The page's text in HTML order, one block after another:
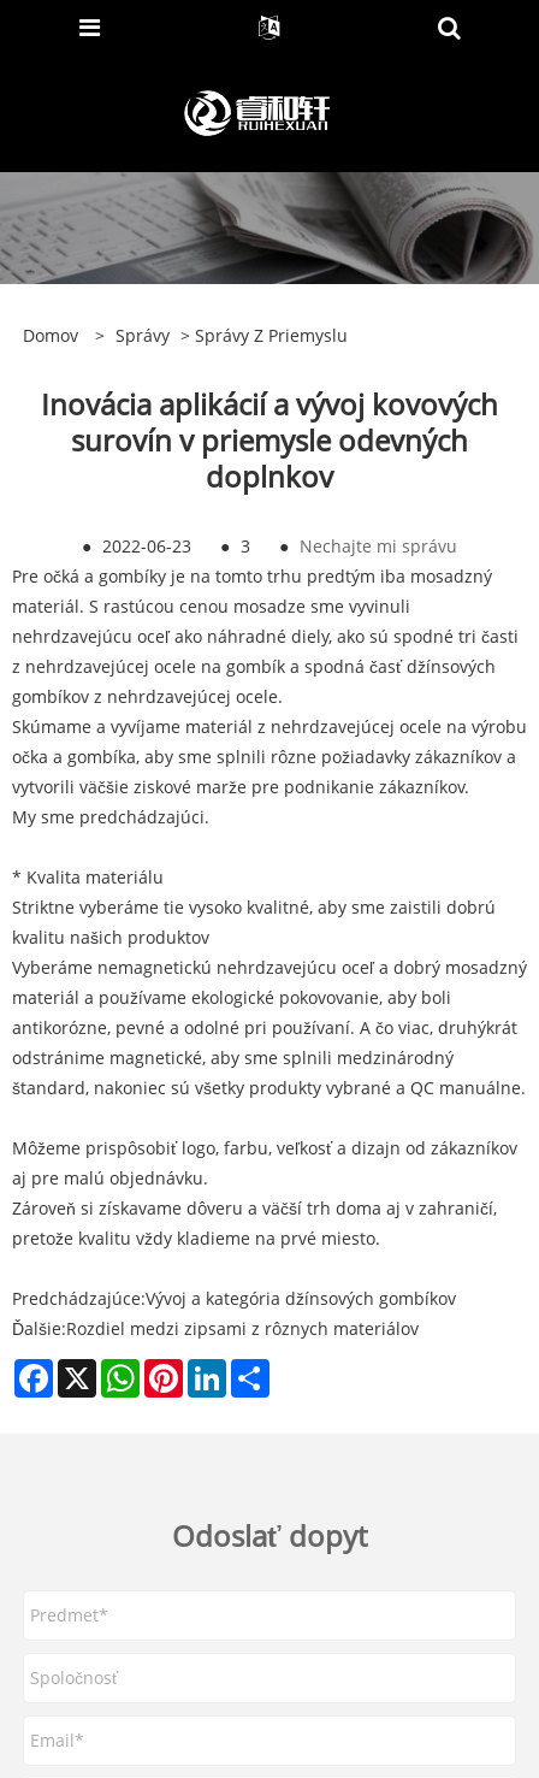
Domov > Správy > Správy Z Priemyslu
Inovácia aplikácií a vývoj kovových
surovín v priemysle odevných
doplnkov
● 2022-06-23 ● 3 ● Nechajte mi správu
Pre očká a gombíky je na tomto trhu predtým iba mosadzný
materiál. S rastúcou cenou mosadze sme vyvinuli
nehrdzavejúcu oceľ ako náhradné diely, ako sú spodné tri časti
z nehrdzavejúcej ocele na gombík a spodná časť džínsových
gombíkov z nehrdzavejúcej ocele.
Skúmame a vyvíjame materiál z nehrdzavejúcej ocele na výrobu
očka a gombíka, aby sme splnili rôzne požiadavky zákazníkov a
vytvorili väčšie ziskové marže pre podnikanie zákazníkov.
My sme predchádzajúci.
* Kvalita materiálu
Striktne vyberáme tie vysoko kvalitné, aby sme zaistili dobrú
kvalitu našich produktov
Vyberáme nemagnetickú nehrdzavejúcu oceľ a dobrý mosadzný
materiál a používame ekologické pokovovanie, aby boli
antikorózne, pevné a odolné pri používaní. A čo viac, druhýkrát
odstránime magnetické, aby sme splnili medzinárodný
štandard, nakoniec sú všetky produkty vybrané a QC manuálne.
Môžeme prispôsobiť logo, farbu, veľkosť a dizajn od zákazníkov
aj pre malú objednávku.
Zároveň si získavame dôveru a väčší trh doma aj v zahraničí,
pretože kvalitu vždy kladieme na prvé miesto.
Predchádzajúce:Vývoj a kategória džínsových gombíkov
Ďalšie:Rozdiel medzi zipsami z rôznych materiálov
Facebook
X WhatsAppPinterestLinkedIn
Odoslať dopyt